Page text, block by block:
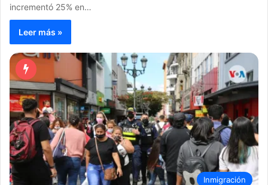
incrementó 25% en…
Leer más »
Inmigración